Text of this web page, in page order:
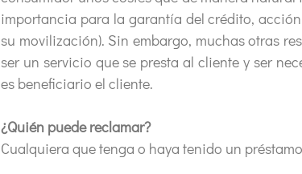
importancia para la garantía del crédito,
su movilización). Sin embargo, muchas otras
ser un servicio que se presta al cliente y ser
es beneficiario el cliente.
¿Quién puede reclamar?
Cualquiera que tenga o haya tenido un